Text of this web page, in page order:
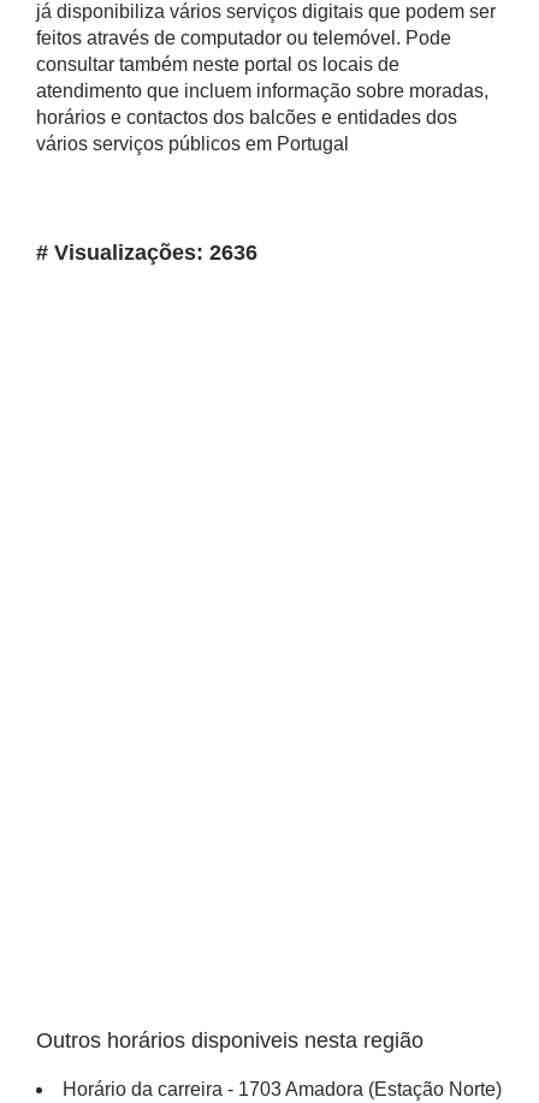
já disponibiliza vários serviços digitais que podem ser
feitos através de computador ou telemóvel. Pode
consultar também neste portal os locais de
atendimento que incluem informação sobre moradas,
horários e contactos dos balcões e entidades dos
vários serviços públicos em Portugal
# Visualizações: 2636
Outros horários disponiveis nesta região
Horário da carreira - 1703 Amadora (Estação Norte)